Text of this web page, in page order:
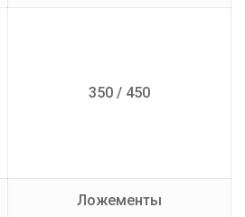
350 / 450
Ложементы